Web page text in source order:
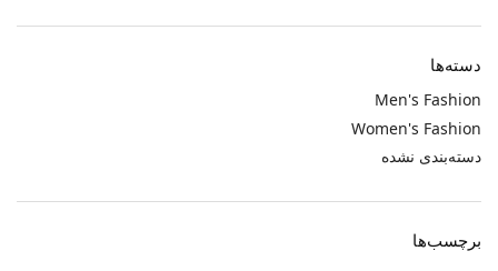
دسته‌ها
Men's Fashion
Women's Fashion
دسته‌بندی نشده
برچسب‌ها